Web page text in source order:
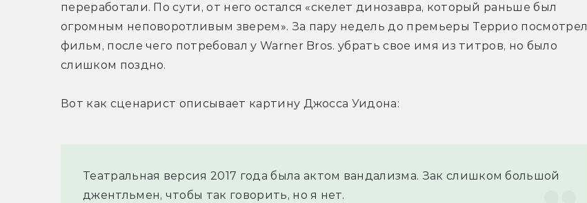
переработали. По сути, от него остался «скелет динозавра, который раньше был
огромным неповоротливым зверем». За пару недель до премьеры Террио посмотрел
фильм, после чего потребовал у Warner Bros. убрать свое имя из титров, но было
слишком поздно.
Вот как сценарист описывает картину Джосса Уидона:
Театральная версия 2017 года была актом вандализма. Зак слишком большой
джентльмен, чтобы так говорить, но я нет.